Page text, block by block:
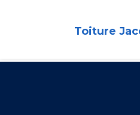
Toiture